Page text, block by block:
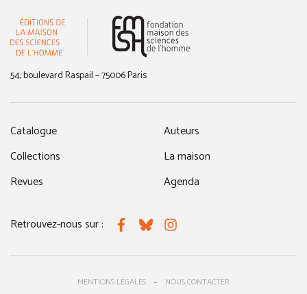
54, boulevard Raspail – 75006 Paris
Catalogue
Collections
Revues
Auteurs
La maison
Agenda
Retrouvez-nous sur : FacebookBlueskyInstagram
MENTIONS LÉGALES NOUS CONTACTER